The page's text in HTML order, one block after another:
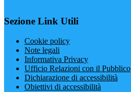
Sezione Link Utili
Cookie policy
Note legali
Informativa Privacy
Ufficio Relazioni con il Pubblico
Dichiarazione di accessibilità
Obiettivi di accessibilità